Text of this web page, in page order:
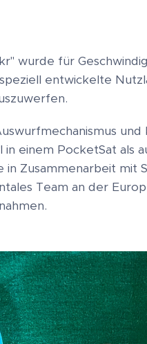
wurde für
entwickelte
einem PocketSat als
Zusammenarbeit mit
Team an der